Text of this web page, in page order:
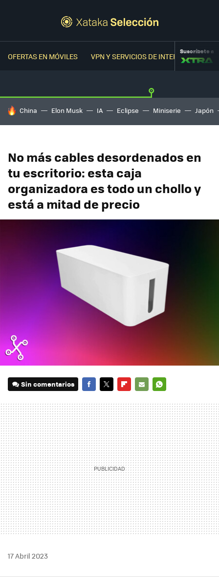
OFERTAS EN MÓVILES VPN Y SERVICIOS DE INTERNETSuscríbete a
HOY SE HABLA DE
China Elon Musk IA Eclipse Miniserie Japón
No más cables desordenados en
tu escritorio: esta caja
organizadora es todo un chollo y
está a mitad de precio
Sin comentarios
MAIL
17 Abril 2023